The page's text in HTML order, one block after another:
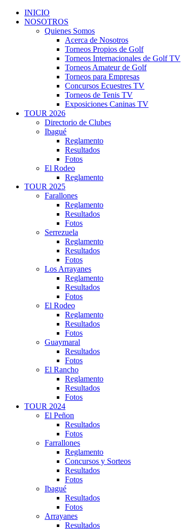
INICIO
NOSOTROS
Quienes Somos
Acerca de Nosotros
Torneos Propios de Golf
Torneos Internacionales de Golf TV
Torneos Amateur de Golf
Torneos para Empresas
Concursos Ecuestres TV
Torneos de Tenis TV
Exposiciones Caninas TV
TOUR 2026
Directorio de Clubes
Ibagué
Reglamento
Resultados
Fotos
El Rodeo
Reglamento
TOUR 2025
Farallones
Reglamento
Resultados
Fotos
Serrezuela
Reglamento
Resultados
Fotos
Los Arrayanes
Reglamento
Resultados
Fotos
El Rodeo
Reglamento
Resultados
Fotos
Guaymaral
Resultados
Fotos
El Rancho
Reglamento
Resultados
Fotos
TOUR 2024
El Peñon
Resultados
Fotos
Farrallones
Reglamento
Concursos y Sorteos
Resultados
Fotos
Ibagué
Resultados
Fotos
Arrayanes
Resultados